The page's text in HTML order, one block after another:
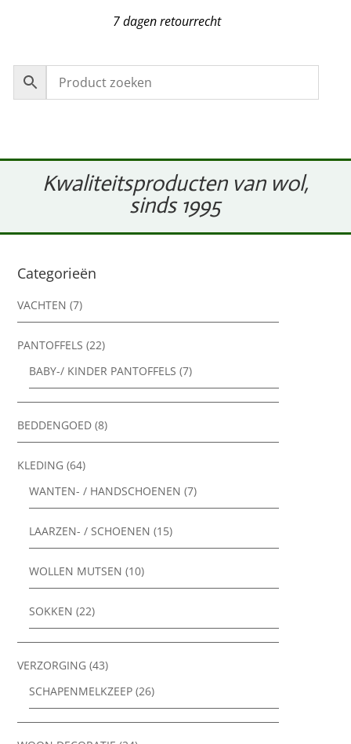
7 dagen retourrecht
Kwaliteitsproducten van wol,
sinds 1995
Categorieën
VACHTEN (7)
PANTOFFELS (22)
BABY-/ KINDER PANTOFFELS (7)
BEDDENGOED (8)
KLEDING (64)
WANTEN- / HANDSCHOENEN (7)
LAARZEN- / SCHOENEN (15)
WOLLEN MUTSEN (10)
SOKKEN (22)
VERZORGING (43)
SCHAPENMELKZEEP (26)